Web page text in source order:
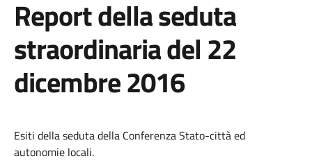
Report della seduta
straordinaria del 22
dicembre 2016
Esiti della seduta della Conferenza Stato-città ed
autonomie locali.